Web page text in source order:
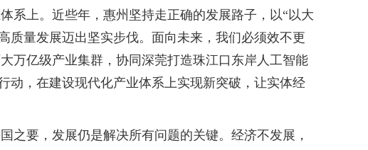
系上。近些年，惠州坚持走正确的发展路子，以“以大
质量发展迈出坚实步伐。面向未来，我们必须效不更
万亿级产业集群，协同深莞打造珠江口东岸人工智能
动，在建设现代化产业体系上实现新突破，让实体经
要，发展仍是解决所有问题的关键。经济不发展，